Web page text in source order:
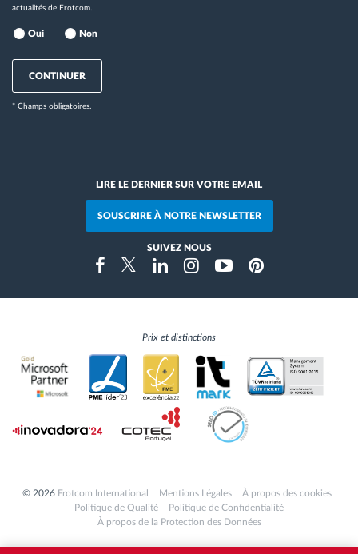
actualités de Frotcom.
Oui Non
CONTINUER
* Champs obligatoires.
LIRE LE DERNIER SUR VOTRE EMAIL
SOUSCRIRE À NOTRE NEWSLETTER
SUIVEZ NOUS
FacebookTwitterLinkedinInstragramYoutubePinterest
Prix et distinctions
© 2026 Frotcom International Mentions Légales
À propos des cookies
Politique de Qualité
Politique de Confidentialité
À propos de la Protection des Données